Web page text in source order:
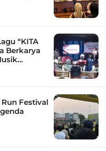
“KITA
Berkarya
Festival